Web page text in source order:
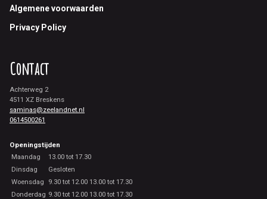
Footer
Algemene voorwaarden
Privacy Policy
Contact
Achterweg 2
4511 XZ Breskens
saminas@zeelandnet.nl
0614500261
Openingstijden
Maandag
13.00 tot 17.30
Dinsdag
Gesloten
Woensdag
9.30 tot 12.00 13.00 tot 17.30
Donderdag 9.30 tot 12.00 13.00 tot 17.30